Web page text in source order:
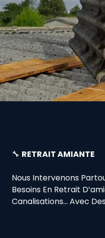
🔧 RETRAIT AMIANTE
Nous Intervenons
Besoins En Retrait
Canalisations… Avec